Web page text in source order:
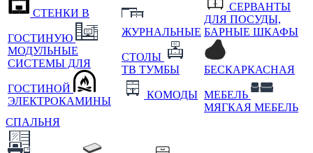
СТЕНКИ В
ГОСТИНУЮ
МОДУЛЬНЫЕ
СИСТЕМЫ ДЛЯ
ГОСТИНОЙ
ЭЛЕКТРОКАМИНЫ
ЖУРНАЛЬНЫЕ
СТОЛЫ
ТВ ТУМБЫ
КОМОДЫ
СЕРВАНТЫ
ДЛЯ ПОСУДЫ,
БАРНЫЕ ШКАФЫ
БЕСКАРКАСНАЯ
МЕБЕЛЬ
МЯГКАЯ МЕБЕЛЬ
СПАЛЬНЯ